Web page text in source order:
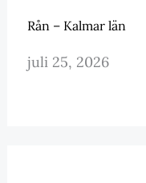
Rån – Kalmar län
juli 25, 2026